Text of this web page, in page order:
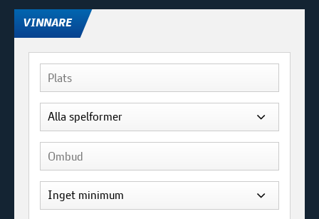
Hans G på Vinnarturné
11 Juli 2024
Hans G på Vinnarturné
VINNARE